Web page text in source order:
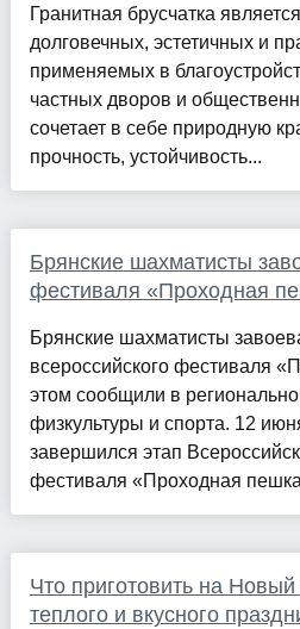
Гранитная брусчатка
долговечных, эстетичных и
применяемых в
частных дворов и
сочетает в себе природную
прочность, устойчивость...
Брянские шахматисты
фестиваля «Проходная
Брянские шахматисты
всероссийского фестиваля
этом сообщили в
физкультуры и спорта. 12
завершился этап
фестиваля «Проходная
Что приготовить на
теплого и вкусного